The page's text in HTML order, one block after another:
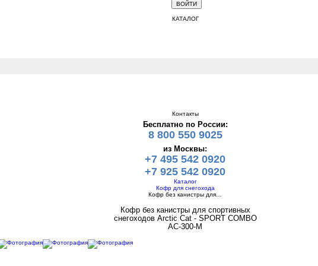
КАТАЛОГ
Контакты
Бесплатно по России:
8 800 550 9025
из Москвы:
+7 495 542 0920
+7 925 542 0920
Каталог
Кофр для снегохода
Кофр без канистры для…
Кофр без канистры для спортивных
снегоходов Arctic Cat - SPORT COMBO
AC-300-M